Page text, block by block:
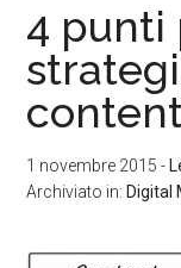
4 punti
1 novembre 2015 -
Archiviato in: Digital